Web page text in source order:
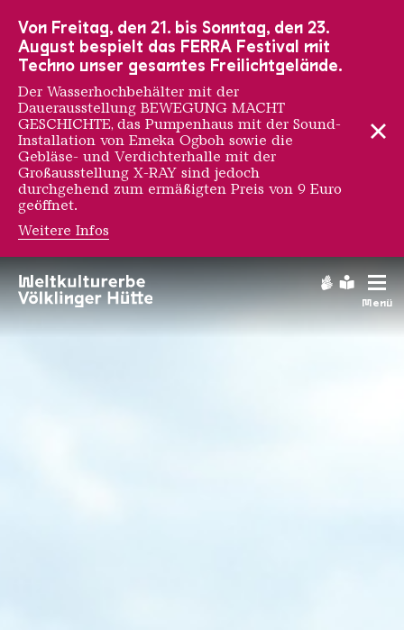
Menü
Sommerferien-
Von Freitag, den 21. bis Sonntag, den 23.
August bespielt das FERRA Festival mit
Techno unser gesamtes Freilichtgelände.
Der Wasserhochbehälter mit der
Dauerausstellung BEWEGUNG MACHT
GESCHICHTE, das Pumpenhaus mit der Sound-
Installation von Emeka Ogboh sowie die
Gebläse- und Verdichterhalle mit der
Großausstellung X-RAY sind jedoch
durchgehend zum ermäßigten Preis von 9 Euro
geöffnet.
Weitere Infos